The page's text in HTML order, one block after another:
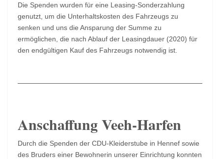
Die Spenden wurden für eine Leasing-Sonderzahlung
genutzt, um die Unterhaltskosten des Fahrzeugs zu
senken und uns die Ansparung der Summe zu
ermöglichen, die nach Ablauf der Leasingdauer (2020) für
den endgültigen Kauf des Fahrzeugs notwendig ist.
Anschaffung Veeh-Harfen
Durch die Spenden der CDU-Kleiderstube in Hennef sowie
des Bruders einer Bewohnerin unserer Einrichtung konnten